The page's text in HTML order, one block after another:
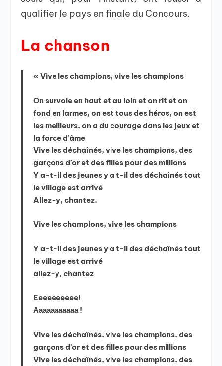
qualifier le pays en finale du Concours.
La chanson
« Vive les champions, vive les champions
On survole en haut et au loin et on rit et on
fond en larmes, on est tous des héros, on est
les meilleurs, on a du courage dans les jeux et
la force d’âme
Vive les déchaînés, vive les champions, des
garçons d’or et des filles pour des millions
Y a-t-il des jeunes y a t-il des déchaînés tout
le village est arrivé
Allez-y, chantez.
Vive les champions, vive les champions
Y a-t-il des jeunes y a t-il des déchaînés tout
le village est arrivé
allez-y, chantez
Eeeeeeeeee!
Ааааааааааа !
Vive les déchaînés, vive les champions, des
garçons d’or et des filles pour des millions
Vive les déchaînés, vive les champions, des